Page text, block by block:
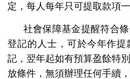
定，每人每年只可提取款項一
社會保障基金提醒符合
登記的人士，可於今年作提
記，翌年起如有預算盈餘特
放條件，無須辦理任何手續